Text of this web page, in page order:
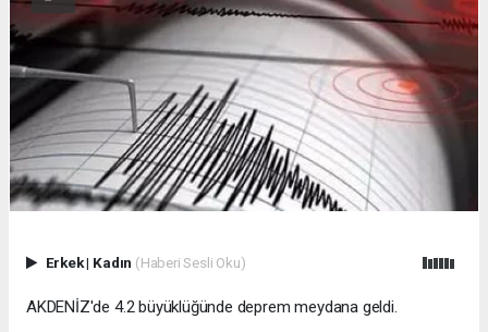
Erkek| Kadın (Haberi Sesli Oku)
AKDENİZ'de 4.2 büyüklüğünde deprem meydana geldi.